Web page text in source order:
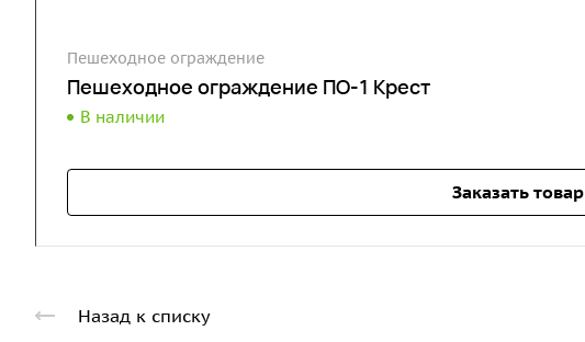
Пешеходное ограждение
Пешеходное ограждение ПО-1 Крест
В наличии
Заказать товар
Назад к списку